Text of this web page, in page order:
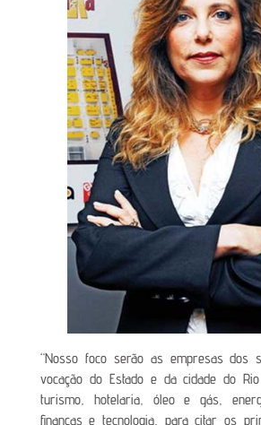
“Nosso foco serão as empresas dos
vocação do Estado e da cidade do
turismo, hotelaria, óleo e gás,
finanças e tecnologia, para citar os